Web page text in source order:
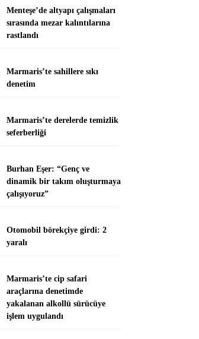
Menteşe’de altyapı çalışmaları
sırasında mezar kalıntılarına
rastlandı
Marmaris’te sahillere sıkı
denetim
Marmaris’te derelerde temizlik
seferberliği
Burhan Eşer: “Genç ve
dinamik bir takım oluşturmaya
çalışıyoruz”
Otomobil börekçiye girdi: 2
yaralı
Marmaris’te cip safari
araçlarına denetimde
yakalanan alkollü sürücüye
işlem uygulandı